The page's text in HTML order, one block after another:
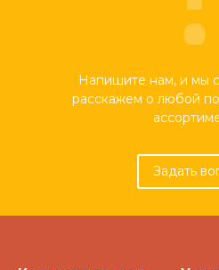
Напишите нам, и мы
расскажем о любой
Задать